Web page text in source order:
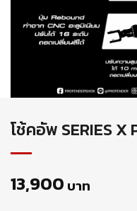
โช้คอัพ SERIES X
13,900 บาท